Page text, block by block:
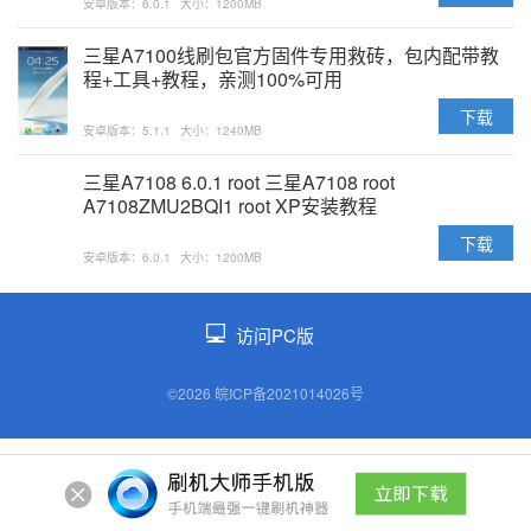
安卓版本：6.0.1 大小：1200MB
三星A7100线刷包官方固件专用救砖，包内配带教
程+工具+教程，亲测100%可用
安卓版本：5.1.1 大小：1240MB
下载
三星A7108 6.0.1 root 三星A7108 root
A7108ZMU2BQI1 root XP安装教程
安卓版本：6.0.1 大小：1200MB
下载
访问PC版
©2026 皖ICP备2021014026号